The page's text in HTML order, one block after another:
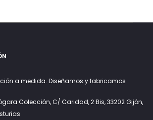
a medida. Diseñamos y fabricamos
Colección, C/ Caridad, 2 Bis, 33202 Gijón,